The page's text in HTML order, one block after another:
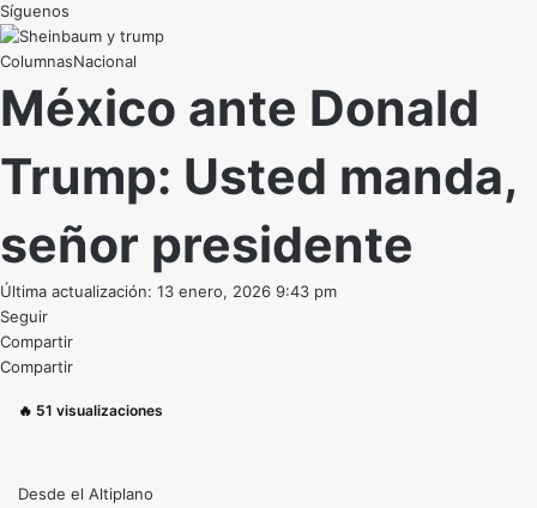
Síguenos
Nacional
México ante Donald
Trump: Usted manda,
señor presidente
Última actualización: 13 enero, 2026 9:43 pm
Seguir
Compartir
Compartir
🔥 51 visualizaciones
Desde el Altiplano